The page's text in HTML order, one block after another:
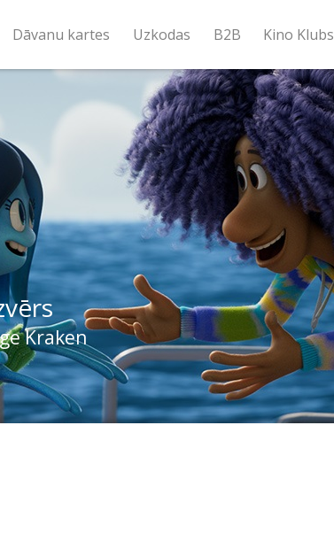
Dāvanu kartes Uzkodas B2B Kino Klubs
Kraken